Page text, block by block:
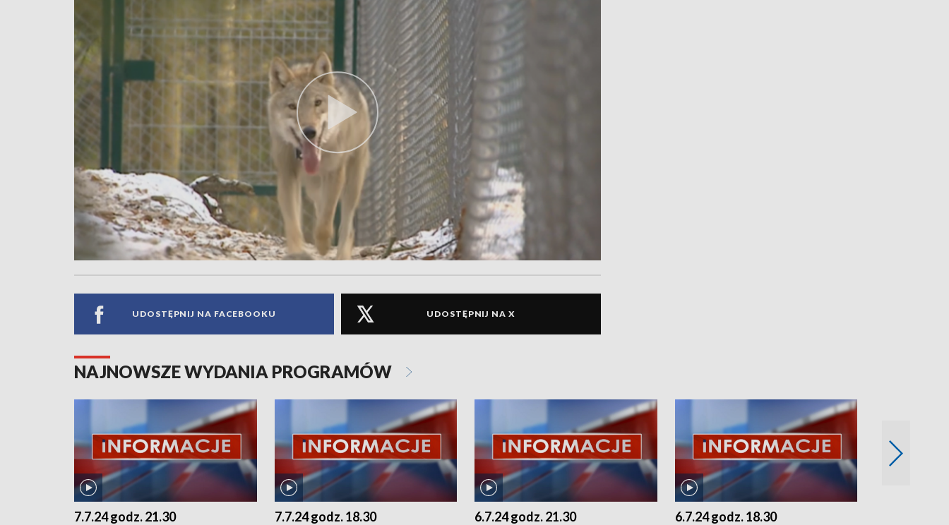
UDOSTĘPNIJ NA FACEBOOKU UDOSTĘPNIJ NA X
NAJNOWSZE WYDANIA PROGRAMÓW
7.7.24 godz. 21.30 7.7.24 godz. 18.30 6.7.24 godz. 21.30 6.7.24 godz. 18.30